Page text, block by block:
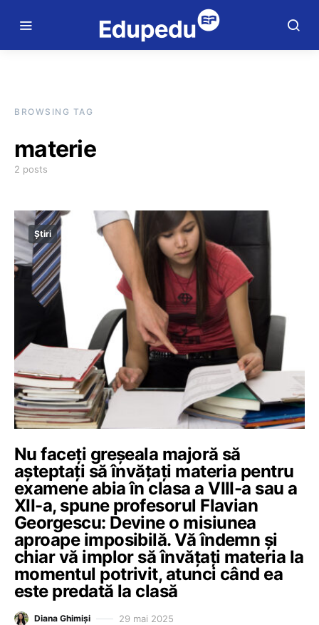
BROWSING TAG
materie
2 posts
Știri
Nu faceți greșeala majoră să
așteptați să învățați materia pentru
examene abia în clasa a VIII-a sau a
XII-a, spune profesorul Flavian
Georgescu: Devine o misiunea
aproape imposibilă. Vă îndemn și
chiar vă implor să învățați materia la
momentul potrivit, atunci când ea
este predată la clasă
Diana Ghimiși 29 mai 2025